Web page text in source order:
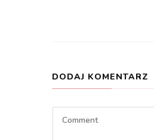
DODAJ KOMENTARZ